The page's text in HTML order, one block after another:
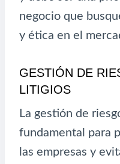
negocio que
y ética en el
GESTIÓN DE
LITIGIOS
La gestión de
fundamental para
las empresas y